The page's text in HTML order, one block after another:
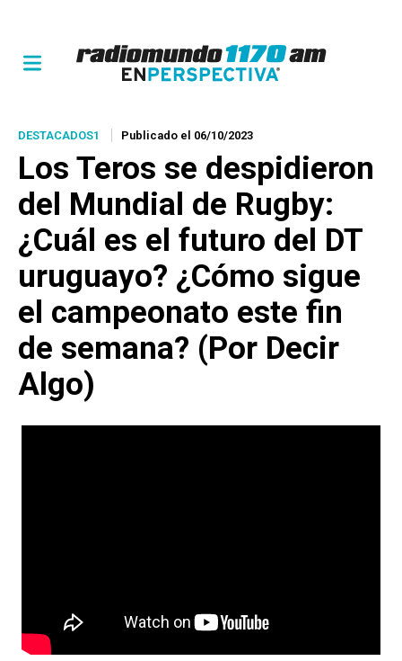
DESTACADOS1 Publicado el 06/10/2023
Los Teros se despidieron
del Mundial de Rugby:
¿Cuál es el futuro del DT
uruguayo? ¿Cómo sigue
el campeonato este fin
de semana? (Por Decir
Algo)